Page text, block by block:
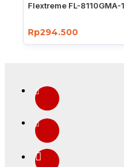
Flextreme FL-
Rp294.500